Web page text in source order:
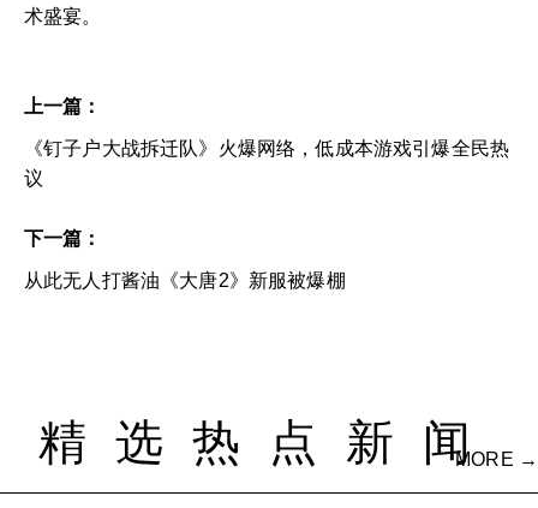
术盛宴。
上一篇：
《钉子户大战拆迁队》火爆网络，低成本游戏引爆全民热
议
下一篇：
从此无人打酱油《大唐2》新服被爆棚
精选热点新闻
MORE →